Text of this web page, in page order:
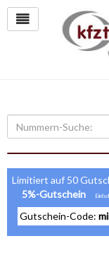
Limitiert auf 50
5%-Gutschein
Gutschein-Code: